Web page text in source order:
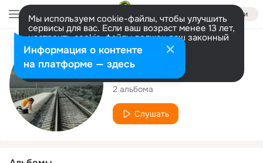
Войти
Мы используем cookie-файлы, чтобы улучшить
сервисы для вас. Если ваш возраст менее 13 лет,
настроить cookie-файлы должен ваш законный
представитель. Больше информации
Разрешить все Настроить
Исполнитель
Kabalo
2 альбома
Слушать
Информация о контенте
на платформе — здесь